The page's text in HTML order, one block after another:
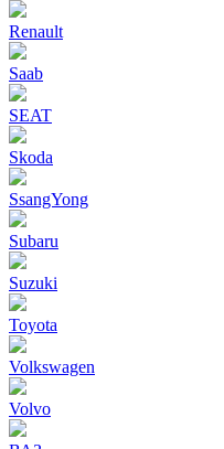
Renault
Saab
SEAT
Skoda
SsangYong
Subaru
Suzuki
Toyota
Volkswagen
Volvo